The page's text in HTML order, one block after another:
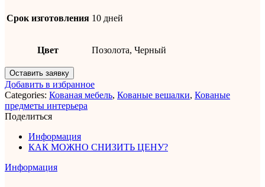
Срок изготовления 10 дней
Цвет Позолота, Черный
Оставить заявку
Добавить в избранное
Categories: Кованая мебель, Кованые вешалки, Кованые
предметы интерьера
Поделиться
Информация
КАК МОЖНО СНИЗИТЬ ЦЕНУ?
Информация